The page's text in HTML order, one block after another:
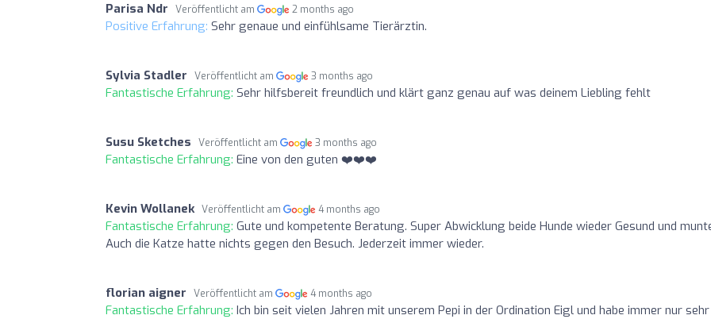
Parisa Ndr Veröffentlicht am 2 months ago
Positive Erfahrung: Sehr genaue und einfühlsame Tierärztin.
Sylvia Stadler Veröffentlicht am 3 months ago
Fantastische Erfahrung: Sehr hilfsbereit freundlich und klärt ganz genau auf was deinem Liebling fehlt
Susu Sketches Veröffentlicht am 3 months ago
Fantastische Erfahrung: Eine von den guten ❤️❤️❤️
Kevin Wollanek Veröffentlicht am 4 months ago
Fantastische Erfahrung: Gute und kompetente Beratung. Super Abwicklung beide Hunde wieder Gesund und
Auch die Katze hatte nichts gegen den Besuch. Jederzeit immer wieder.
florian aigner Veröffentlicht am 4 months ago
Fantastische Erfahrung: Ich bin seit vielen Jahren mit unserem Pepi in der Ordination Eigl und habe immer nur sehr